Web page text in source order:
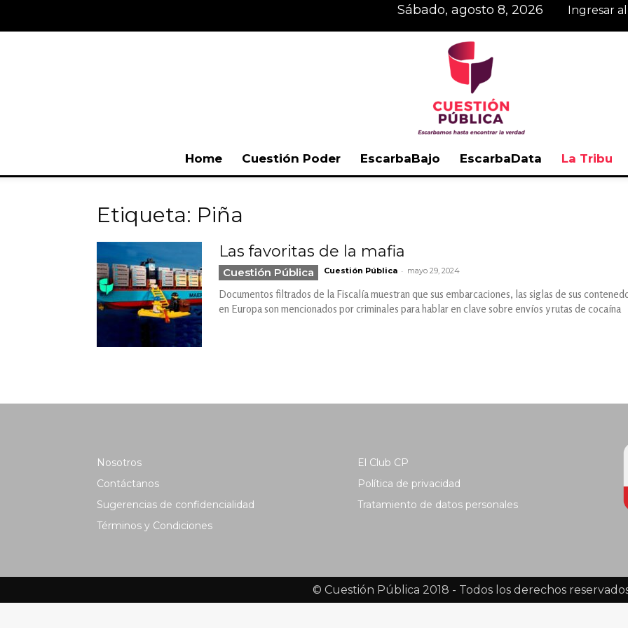
sábado, agosto 8, 2026 Ingresar
Home Cuestión Poder EscarbaBajo EscarbaData La Tribu
Etiqueta: Piña
Las favoritas de la mafia
Cuestión Pública Cuestión Pública - mayo 29, 2024
Documentos filtrados de la Fiscalía muestran que sus embarcaciones, las siglas de sus
en Europa son mencionados por criminales para hablar en clave sobre envíos y rutas de cocaína
Nosotros
Contáctanos
Sugerencias de confidencialidad
Términos y Condiciones
El Club CP
Política de privacidad
Tratamiento de datos personales
© Cuestión Pública 2018 - Todos los derechos